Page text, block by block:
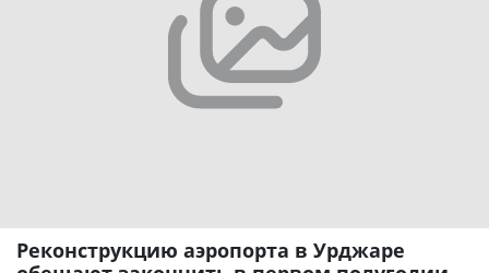
Реконструкцию аэропорта в Урджаре